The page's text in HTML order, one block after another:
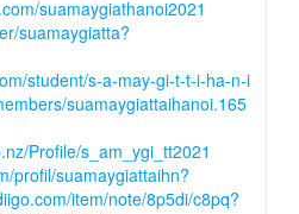
suamaygiathanoi2021
suamaygiatta?
student/s-a-may-gi-t-t-i-ha-n-i
suamaygiattaihanoi.165
Profile/s_am_ygi_tt2021
profil/suamaygiattaihn?
item/note/8p5di/c8pq?